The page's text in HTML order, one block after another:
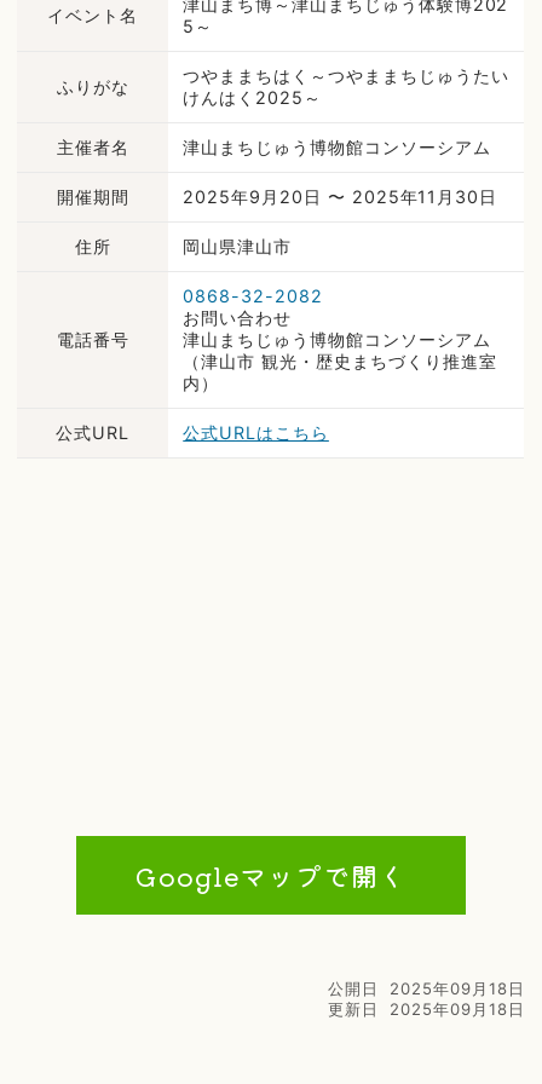
イベント名
5～
ふりがな
つやままちはく～つやままちじゅうたい
けんはく2025～
主催者名 津山まちじゅう博物館コンソーシアム
開催期間 2025年9月20日 〜 2025年11月30日
住所 岡山県津山市
電話番号
0868-32-2082
お問い合わせ
津山まちじゅう博物館コンソーシアム
（津山市 観光・歴史まちづくり推進室
内）
公式URL 公式URLはこちら
Googleマップで開く
公開日
2025年09月18日
更新日
2025年09月18日